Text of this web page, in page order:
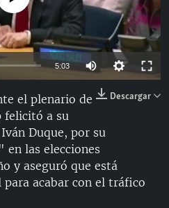
AMÉRICA LATINA
360p
5:03
144p
360p
Descargar
el plenario de
felicitó a su
Duque, por su
las elecciones
y aseguró que está
acabar con el tráfico